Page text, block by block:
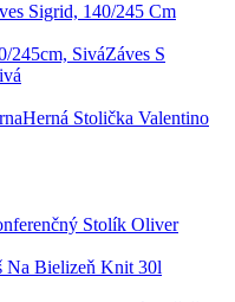
Sigrid, 140/245 Cm
Záves S
Herná Stolička Valentino
Stolík Oliver
Na Bielizeň Knit 30l